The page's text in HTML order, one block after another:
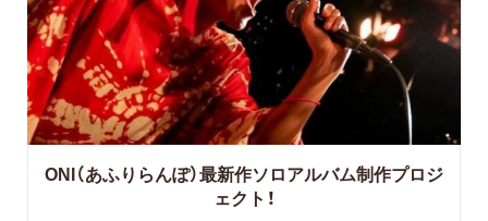
ONI（あふりらんぽ）最新作ソロアルバム制作プロジ
ェクト！